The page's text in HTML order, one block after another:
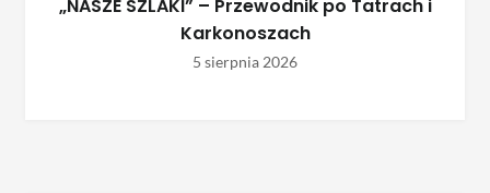
„NASZE SZLAKI” – Przewodnik po Tatrach i
Karkonoszach
5 sierpnia 2026